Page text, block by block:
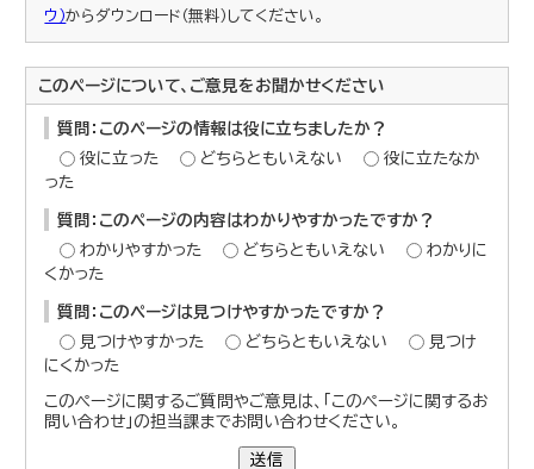
ウ）からダウンロード（無料）してください。
このページについて、ご意見をお聞かせください
質問：このページの情報は役に立ちましたか？
役に立った
どちらともいえない
役に立たなか
った
質問：このページの内容はわかりやすかったですか？
わかりやすかった
どちらともいえない
わかりに
くかった
質問：このページは見つけやすかったですか？
見つけやすかった
どちらともいえない
見つけ
にくかった
このページに関するご質問やご意見は、「このページに関するお
問い合わせ」の担当課までお問い合わせください。
送信